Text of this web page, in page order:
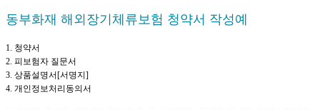
동부화재 해외장기체류보험 청약서 작성예
1. 청약서
2. 피보험자 질문서
3. 상품설명서[서명지]
4. 개인정보처리동의서